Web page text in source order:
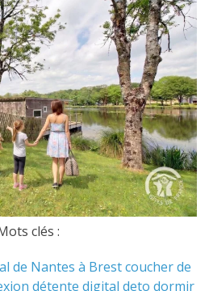
clés :
de Nantes à Brestcoucher de
détente digital deto dormir